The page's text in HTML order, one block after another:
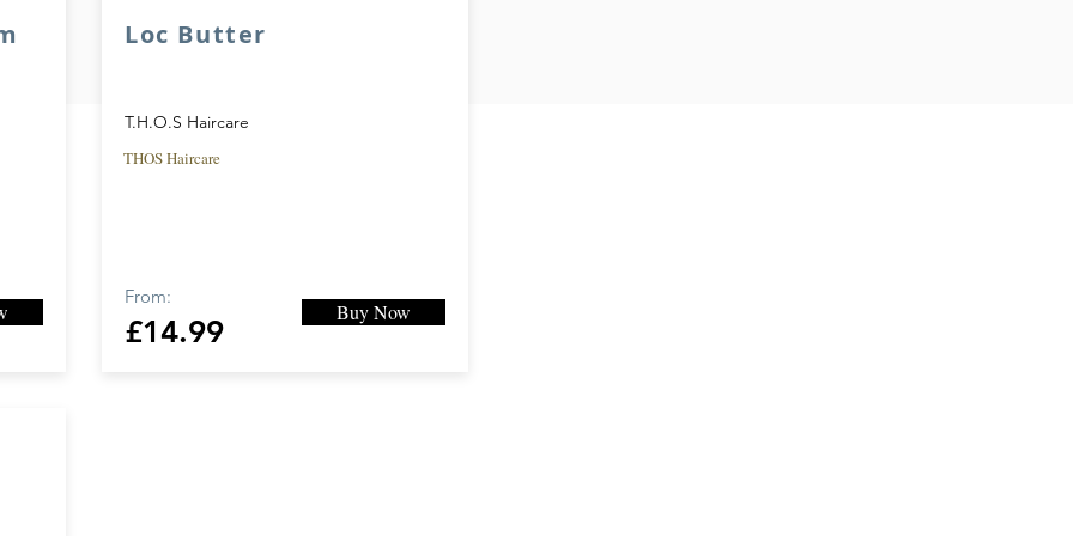
Loc Butter
T.H.O.S Haircare
THOS Haircare
From:
£14.99
Buy Now